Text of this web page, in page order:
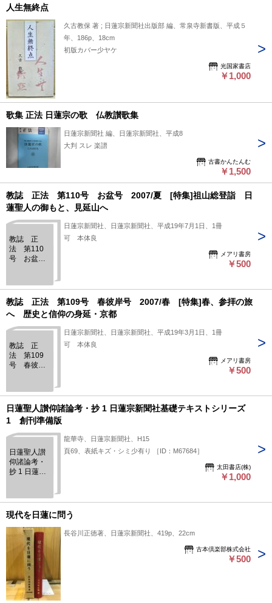
人生無終点
久古教保 著 ; 日蓮宗新聞社出版部 編、常泉寺新書版、平成５
年、186p、18cm
初版カバー少ヤケ
光国家書店
￥1,000
歌集 正法 日蓮宗の歌 仏教讃歌集
日蓮宗新聞社 編、日蓮宗新聞社、平成8
大判 スレ 楽譜
古書かんたんむ
￥1,500
教誌 正法 第110号 お盆号 2007/夏 [特集]祖山総登詣 日
蓮聖人の御もと、見延山へ
教誌 正
法 第110
号 お盆
山総登詣
日蓮聖人の
御もと、見
延山へ
日蓮宗新聞社、日蓮宗新聞社、平成19年7月1日、1冊
可 本体良
メアリ書房
￥500
教誌 正法 第109号 春彼岸号 2007/春 [特集]春、参拝の旅
へ 歴史と信仰の身延・京都
教誌 正
法 第109
号 春彼岸
春、参拝の
旅へ 歴史
と信仰の身
延・京都
日蓮宗新聞社、日蓮宗新聞社、平成19年3月1日、1冊
可 本体良
メアリ書房
￥500
日蓮聖人讃仰諸論考・抄 1 日蓮宗新聞社基礎テキストシリーズ
1 創刊準備版
日蓮聖人讃
仰諸論考・
抄 1 日蓮宗
リーズ 1
創刊準備版
龍華寺、日蓮宗新聞社、H15
頁69、表紙キズ・シミ少有り ［ID：M67684］
太田書店(株)
￥1,000
現代を日蓮に問う
長谷川正徳著、日蓮宗新聞社、419p、22cm
古本倶楽部株式会社
￥500